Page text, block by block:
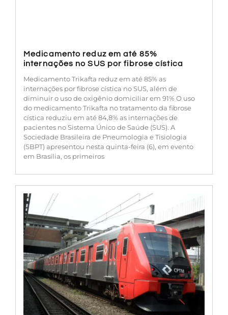
Medicamento reduz em até 85%
internações no SUS por fibrose cística
Medicamento Trikafta reduz em até 85% as
internações por fibrose cística no SUS, além de
diminuir o uso de oxigênio domiciliar em 91% O uso
do medicamento Trikafta no tratamento da fibrose
cística reduziu em até 84,8% as internações de
pacientes no Sistema Único de Saúde (SUS). A
Sociedade Brasileira de Pneumologia e Tisiologia
(SBPT) apresentou nesta quinta-feira (6), em evento
em Brasília, os primeiros